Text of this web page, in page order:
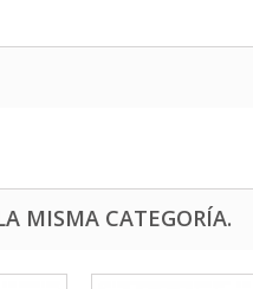
MISMA CATEGORÍA.